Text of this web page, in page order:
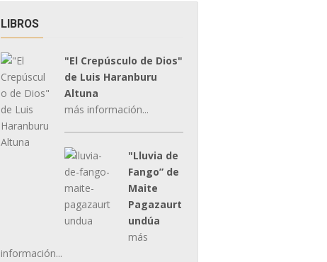
LIBROS
"El Crepúsculo de Dios"
de Luis Haranburu
Altuna
más información...
"Lluvia de
Fango” de
Maite
Pagazaurt
undúa
más
información...